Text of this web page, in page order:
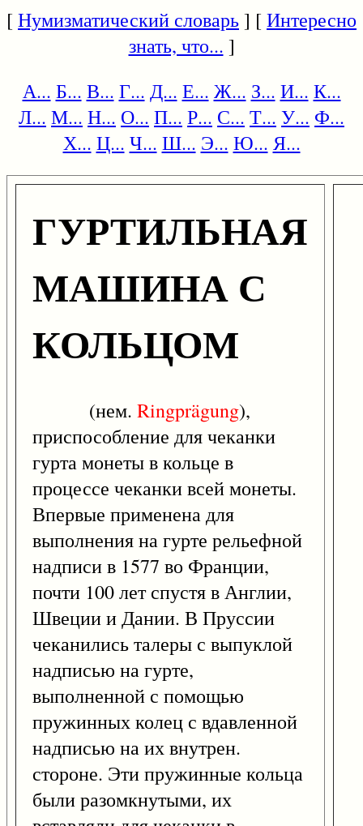
[Нумизматический словарь] [Интересно
знать, что... ]
А... Б... В... Г... Д... Е... Ж... З... И... К...
Л... М... Н... О... П... Р... С... Т... У... Ф...
Х... Ц... Ч... Ш... Э... Ю... Я...
ГУРТИЛЬНАЯ
МАШИНА С
КОЛЬЦОМ
(нем. Ringprägung),
приспособление для чеканки
гурта монеты в кольце в
процессе чеканки всей монеты.
Впервые применена для
выполнения на гурте рельефной
надписи в 1577 во Франции,
почти 100 лет спустя в Англии,
Швеции и Дании. В Пруссии
чеканились талеры с выпуклой
надписью на гурте,
выполненной с помощью
пружинных колец с вдавленной
надписью на их внутрен.
стороне. Эти пружинные кольца
были разомкнутыми, их